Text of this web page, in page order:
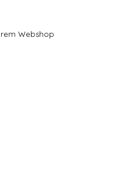
Webshop